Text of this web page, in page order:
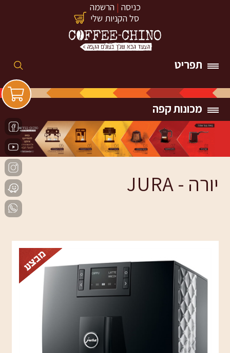
כניסה | הרשמה
סל הקניות שלי
תפריט
מכונות קפה
יורה - JURA